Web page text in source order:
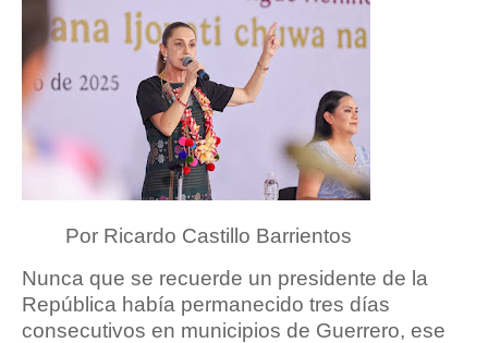
Por Ricardo Castillo Barrientos
Nunca que se recuerde un presidente de la
República había permanecido tres días
consecutivos en municipios de Guerrero, ese